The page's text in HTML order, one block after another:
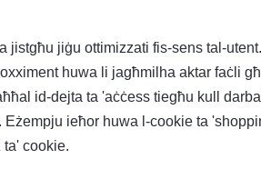
jiġu ottimizzati fis-sens tal-
huwa li jagħmilha aktar faċli
id-dejta ta 'aċċess tiegħu kull
ieħor huwa l-cookie ta
cookie.